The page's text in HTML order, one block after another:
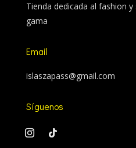
Tienda dedicada al fashion
gama
Email
islaszapass@gmail.com
Síguenos